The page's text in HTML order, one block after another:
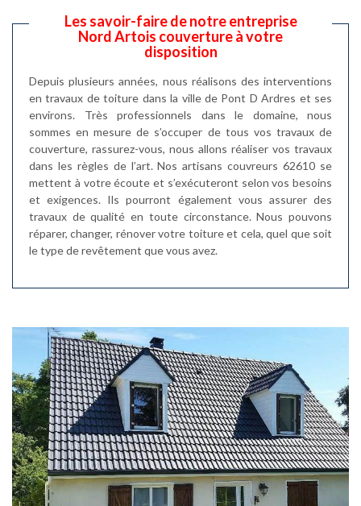
Les savoir-faire de notre entreprise
Nord Artois couverture à votre
disposition
Depuis plusieurs années, nous réalisons des interventions
en travaux de toiture dans la ville de Pont D Ardres et ses
environs. Très professionnels dans le domaine, nous
sommes en mesure de s’occuper de tous vos travaux de
couverture, rassurez-vous, nous allons réaliser vos travaux
dans les règles de l’art. Nos artisans couvreurs 62610 se
mettent à votre écoute et s’exécuteront selon vos besoins
et exigences. Ils pourront également vous assurer des
travaux de qualité en toute circonstance. Nous pouvons
réparer, changer, rénover votre toiture et cela, quel que soit
le type de revêtement que vous avez.